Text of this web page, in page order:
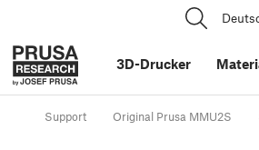
3D-Drucker
Support Original Prusa MMU2S